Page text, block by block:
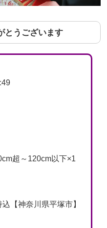
とうございます
超～120cm以下×1
【神奈川県平塚市】